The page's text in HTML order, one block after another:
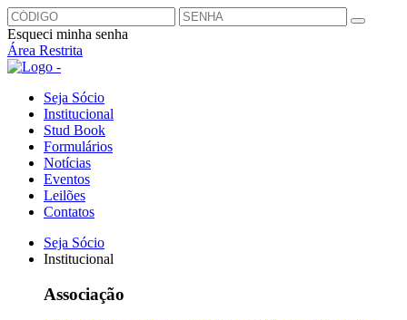
Esqueci minha senha
Área Restrita
Seja Sócio
Institucional
Stud Book
Formulários
Notícias
Eventos
Leilões
Contatos
Seja Sócio
Institucional
Associação